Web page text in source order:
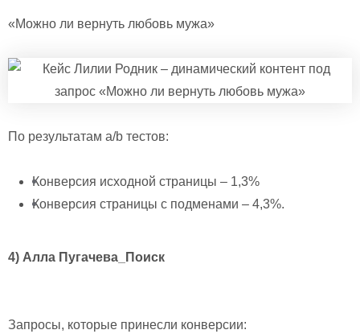
«Можно ли вернуть любовь мужа»
По результатам a/b тестов:
Конверсия исходной страницы – 1,3%
Конверсия страницы с подменами – 4,3%.
4) Алла Пугачева_Поиск
Запросы, которые принесли конверсии: